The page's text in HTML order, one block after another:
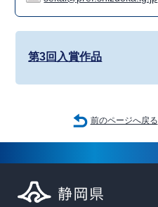
第3回入賞作品
前のページへ戻る